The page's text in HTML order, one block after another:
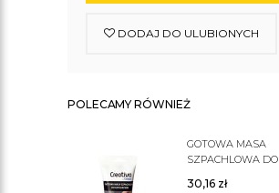
DODAJ DO ULUBIONYCH
POLECAMY RÓWNIEŻ
GOTOWA MASA
SZPACHLOWA DO
30,16 zł